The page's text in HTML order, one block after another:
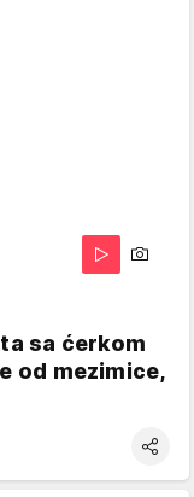
sa ćerkom
od mezimice,